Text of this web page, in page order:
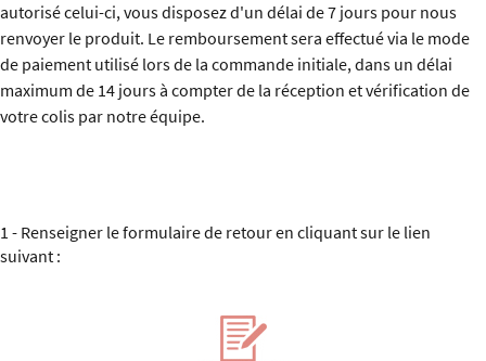
autorisé celui-ci, vous disposez d'un délai de 7 jours pour nous
renvoyer le produit. Le remboursement sera effectué via le mode
de paiement utilisé lors de la commande initiale, dans un délai
maximum de 14 jours à compter de la réception et vérification de
votre colis par notre équipe.
1 - Renseigner le formulaire de retour en cliquant sur le lien
suivant :